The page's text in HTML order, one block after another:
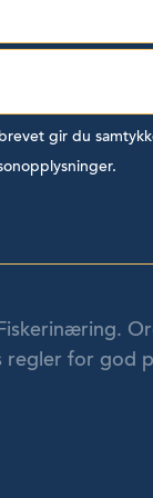
gir du
for god